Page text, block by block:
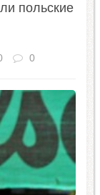
польские
0